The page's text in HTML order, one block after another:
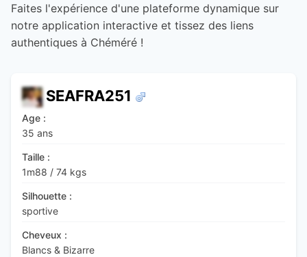
Faites l'expérience d'une plateforme dynamique sur
notre application interactive et tissez des liens
authentiques à Chéméré !
SEAFRA251
Age :
35 ans
Taille :
1m88 / 74 kgs
Silhouette :
sportive
Cheveux :
Blancs & Bizarre